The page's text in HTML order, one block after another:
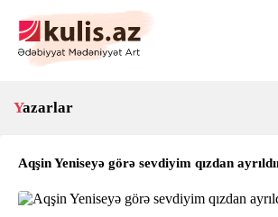
Yazarlar
Aqşin Yeniseyə görə sevdiyim qızdan